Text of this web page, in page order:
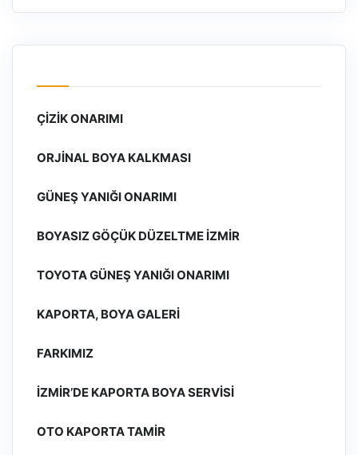
ÇIZIK ONARIMI
ORJINAL BOYA KALKMASI
GÜNEŞ YANIĞI ONARIMI
BOYASIZ GÖÇÜK DÜZELTME İZMIR
TOYOTA GÜNEŞ YANIĞI ONARIMI
KAPORTA, BOYA GALERI
FARKIMIZ
İZMIR’DE KAPORTA BOYA SERVISI
OTO KAPORTA TAMIR